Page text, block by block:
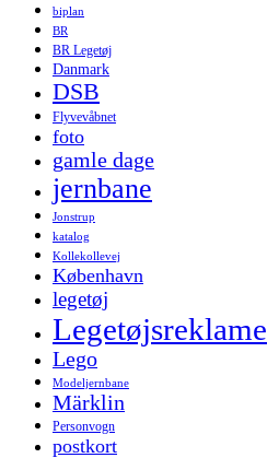
biplan
BR
BR Legetøj
Danmark
DSB
Flyvevåbnet
foto
gamle dage
jernbane
Jonstrup
katalog
Kollekollevej
København
legetøj
Legetøjsreklame
Lego
Modeljernbane
Märklin
Personvogn
postkort